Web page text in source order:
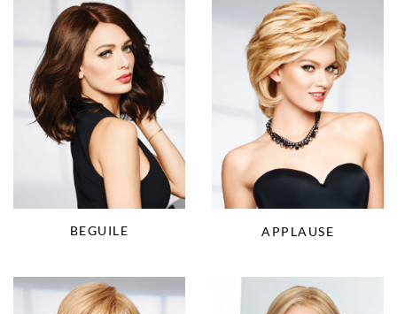
BEGUILE APPLAUSE